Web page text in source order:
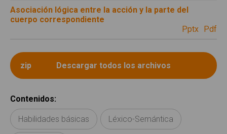
Asociación lógica entre la acción y la parte del
cuerpo correspondiente
pptx
pdf
Contenidos:
Habilidades básicas Léxico-Semántica